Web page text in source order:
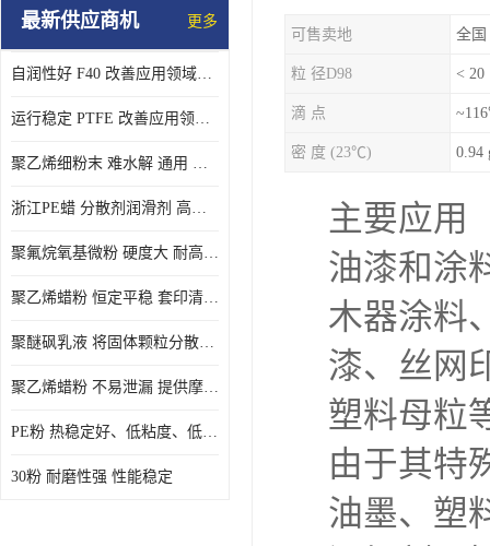
PE蜡粉
PE改性蜡粉
最新供应商机 更多
自润性好 F40 改善应用领域的耐热性 滑润性
运行稳定 PTFE 改善应用领域的耐热性 滑润性
聚乙烯细粉末 难水解 通用 氟茂
浙江PE蜡 分散剂润滑剂 高低熔点
聚氟烷氧基微粉 硬度大 耐高温性能好 良好的不粘性 功能性涂料
聚乙烯蜡粉 恒定平稳 套印清漆 无毒
聚醚砜乳液 将固体颗粒分散均匀 高分子聚合物 新的纳米涂层材料
聚乙烯蜡粉 不易泄漏 提供摩擦减少和润滑性能
PE粉 热稳定好、低粘度、低熔点
30粉 耐磨性强 性能稳定
可售卖地 全国
粒 径D98 < 20
滴 点
密 度 (23℃) 0.94
主要应用
油漆和涂
木器涂料
漆、丝网
塑料母粒
由于其特
油墨、塑